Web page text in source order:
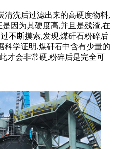
清洗后过滤出来的高硬度物料,
因为其硬度高,并且是残渣,在
不断摸索,发现,煤矸石粉碎后
科学证明,煤矸石中含有少量的
才会非常硬,粉碎后是完全可